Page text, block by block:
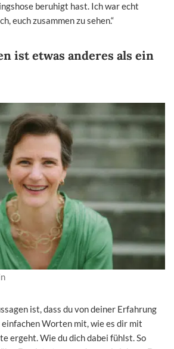
beruhigt hast. Ich war echt
euch zusammen zu sehen.“
ist etwas anderes als ein
ist, dass du von deiner Erfahrung
Worten mit, wie es dir mit
ergeht. Wie du dich dabei fühlst. So